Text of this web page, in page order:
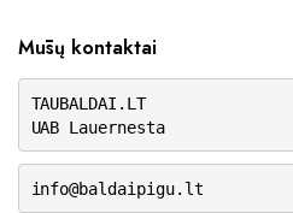
Mūsų kontaktai
TAUBALDAI.LT
UAB Lauernesta
info@baldaipigu.lt